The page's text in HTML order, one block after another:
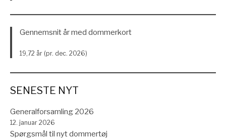
Gennemsnit år med dommerkort
19,72 år (pr. dec. 2026)
SENESTE NYT
Generalforsamling 2026
12. januar 2026
Spørgsmål til nyt dommertøj